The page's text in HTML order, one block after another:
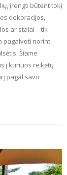
įrengti būtent tokį
dekoracijos,
ar stalai – tik
pagalvoti norint
Šiame
į kuriuos reikėtų
pagal savo